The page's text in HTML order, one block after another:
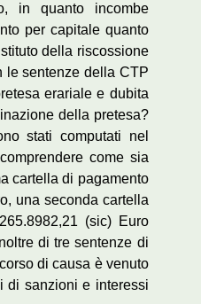
in quanto incombe
per capitale quanto
della riscossione
le sentenze della CTP
erariale e dubita
della pretesa?
stati computati nel
come sia
cartella di pagamento
una seconda cartella
(sic) Euro
di tre sentenze di
di causa è venuto
di sanzioni e interessi